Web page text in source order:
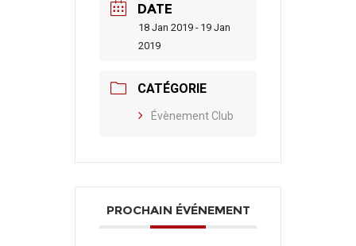
DATE
18 Jan 2019 - 19 Jan
2019
CATÉGORIE
Évènement Club
PROCHAIN ÉVÉNEMENT